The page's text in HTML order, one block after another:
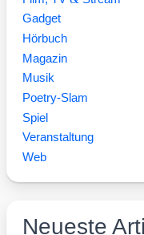
Gadget
Hörbuch
Magazin
Musik
Poetry-Slam
Spiel
Veranstaltung
Web
Neueste